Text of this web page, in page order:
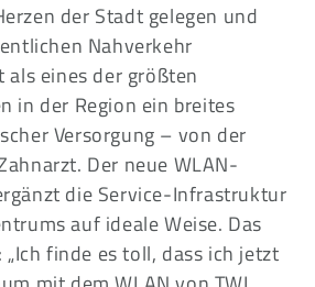
der Stadt gelegen und
Nahverkehr
als eines der größten
in der Region ein breites
Versorgung – von der
Der neue WLAN-
die Service-Infrastruktur
auf ideale Weise. Das
finde es toll, dass ich jetzt